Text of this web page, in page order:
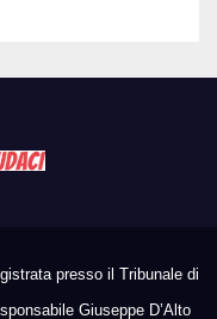
presso il Tribunale di
Giuseppe D’Alto